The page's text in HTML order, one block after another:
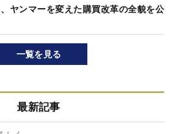
ヤンマーを変えた購買改革の全貌を公
一覧を見る
最新記事